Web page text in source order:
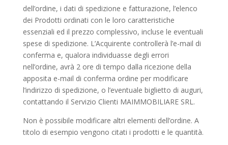
dell’ordine, i dati di spedizione e fatturazione, l’elenco
dei Prodotti ordinati con le loro caratteristiche
essenziali ed il prezzo complessivo, incluse le eventuali
spese di spedizione. L’Acquirente controllerà l’e-mail di
conferma e, qualora individuasse degli errori
nell’ordine, avrà 2 ore di tempo dalla ricezione della
apposita e-mail di conferma ordine per modificare
l’indirizzo di spedizione, o l’eventuale biglietto di auguri,
contattando il Servizio Clienti MAIMMOBILIARE SRL.
Non è possibile modificare altri elementi dell’ordine. A
titolo di esempio vengono citati i prodotti e le quantità.